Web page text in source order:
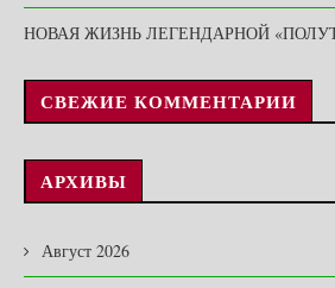
НОВАЯ ЖИЗНЬ ЛЕГЕНДАРНОЙ
СВЕЖИЕ КОММЕНТАРИИ
АРХИВЫ
Август 2026